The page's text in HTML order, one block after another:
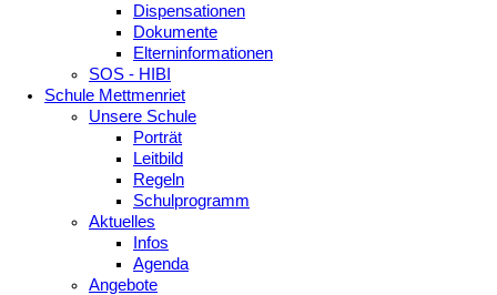
Dispensationen
Dokumente
Elterninformationen
SOS - HIBI
Schule Mettmenriet
Unsere Schule
Porträt
Leitbild
Regeln
Schulprogramm
Aktuelles
Infos
Agenda
Angebote